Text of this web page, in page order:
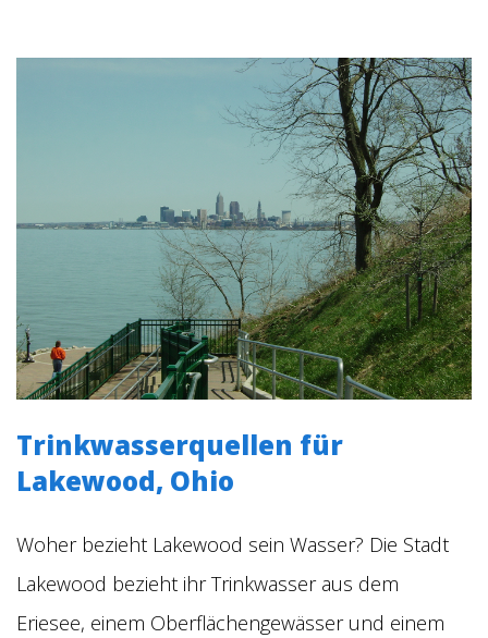
Trinkwasserquellen für
Lakewood, Ohio
Woher bezieht Lakewood sein Wasser? Die Stadt
Lakewood bezieht ihr Trinkwasser aus dem
Eriesee, einem Oberflächengewässer und einem